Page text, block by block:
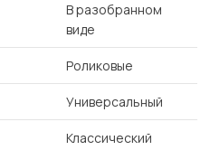
В разобранном
виде
Роликовые
Универсальный
Классический